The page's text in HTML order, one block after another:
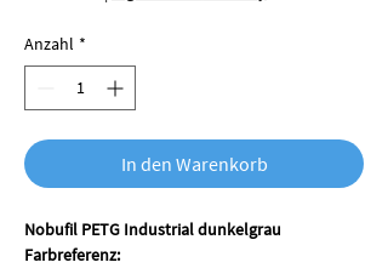
Anzahl *
In den Warenkorb
Nobufil PETG Industrial dunkelgrau
Farbreferenz: